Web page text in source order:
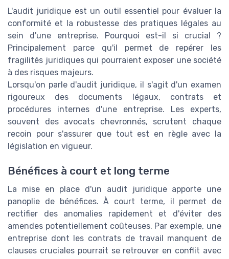
L'audit juridique est un outil essentiel pour évaluer la
conformité et la robustesse des pratiques légales au
sein d'une entreprise. Pourquoi est-il si crucial ?
Principalement parce qu'il permet de repérer les
fragilités juridiques qui pourraient exposer une société
à des risques majeurs.
Lorsqu'on parle d'audit juridique, il s'agit d'un examen
rigoureux des documents légaux, contrats et
procédures internes d'une entreprise. Les experts,
souvent des avocats chevronnés, scrutent chaque
recoin pour s'assurer que tout est en règle avec la
législation en vigueur.
Bénéfices à court et long terme
La mise en place d'un audit juridique apporte une
panoplie de bénéfices. À court terme, il permet de
rectifier des anomalies rapidement et d'éviter des
amendes potentiellement coûteuses. Par exemple, une
entreprise dont les contrats de travail manquent de
clauses cruciales pourrait se retrouver en conflit avec